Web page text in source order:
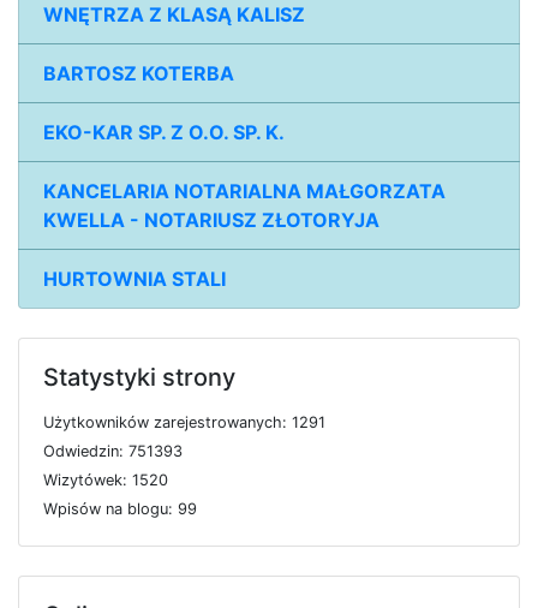
WNĘTRZA Z KLASĄ KALISZ
BARTOSZ KOTERBA
EKO-KAR SP. Z O.O. SP. K.
KANCELARIA NOTARIALNA MAŁGORZATA
KWELLA - NOTARIUSZ ZŁOTORYJA
HURTOWNIA STALI
Statystyki strony
Użytkowników zarejestrowanych: 1291
Odwiedzin: 751393
Wizytówek: 1520
Wpisów na blogu: 99